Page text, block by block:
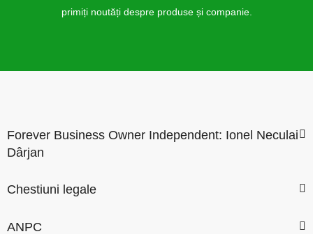
primiți noutăți despre produse și companie.
Forever Business Owner Independent: Ionel Neculai
Dârjan
Chestiuni legale
ANPC